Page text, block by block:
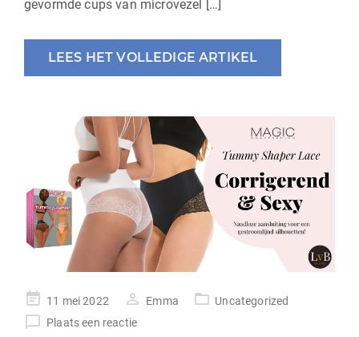
gevormde cups van microvezel […]
LEES HET VOLLEDIGE ARTIKEL
geplaatst
op
11 mei 2022 Emma
Uncategorized
Plaats een reactie